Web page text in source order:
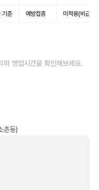
기준 예방접종 미적용(비급여)
와 영업시간을 확인해보세요.
촌동)